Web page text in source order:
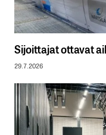
Sijoittajat ottavat
29.7.2026